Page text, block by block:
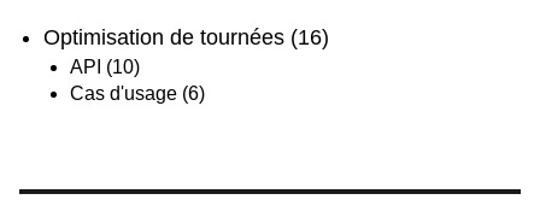
Optimisation de tournées (16)
API (10)
Cas d'usage (6)